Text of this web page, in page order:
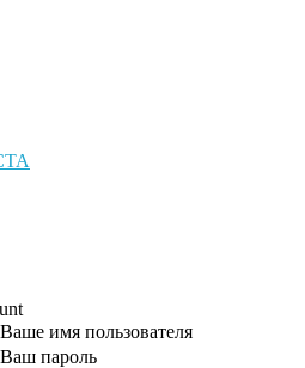
Ваше имя пользователя
Ваш пароль